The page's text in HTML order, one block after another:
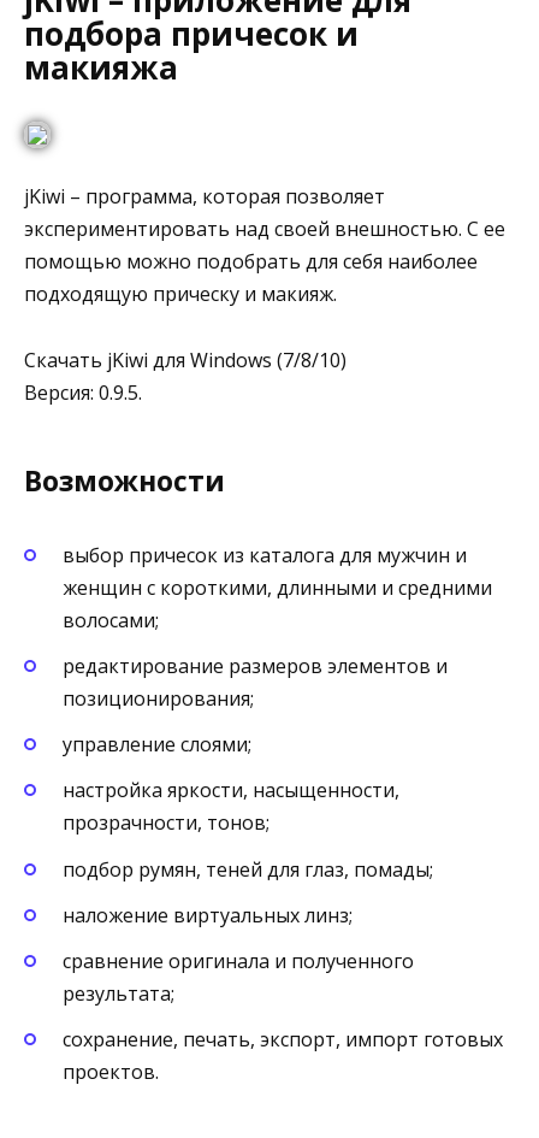
подбора причесок и
макияжа
jKiwi – программа, которая позволяет
экспериментировать над своей внешностью. С ее
помощью можно подобрать для себя наиболее
подходящую прическу и макияж.
Скачать jKiwi для Windows (7/8/10)
Версия: 0.9.5.
Возможности
выбор причесок из каталога для мужчин и
женщин с короткими, длинными и средними
волосами;
редактирование размеров элементов и
позиционирования;
управление слоями;
настройка яркости, насыщенности,
прозрачности, тонов;
подбор румян, теней для глаз, помады;
наложение виртуальных линз;
сравнение оригинала и полученного
результата;
сохранение, печать, экспорт, импорт готовых
проектов.